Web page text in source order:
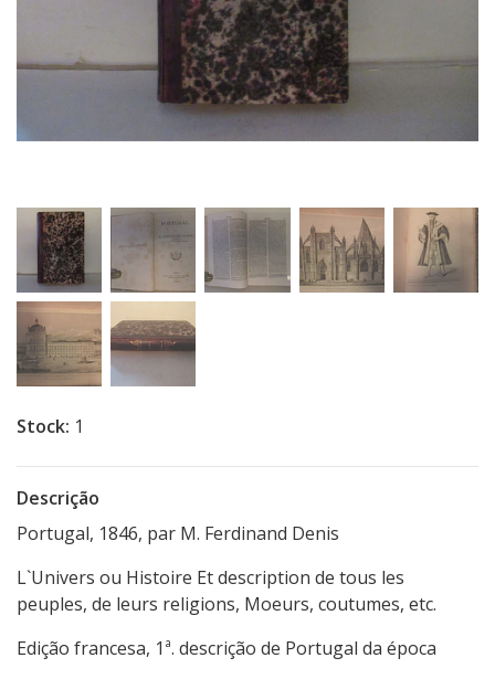
Stock: 1
Descrição
Portugal, 1846, par M. Ferdinand Denis
L`Univers ou Histoire Et description de tous les
peuples, de leurs religions, Moeurs, coutumes, etc.
Edição francesa, 1ª. descrição de Portugal da época